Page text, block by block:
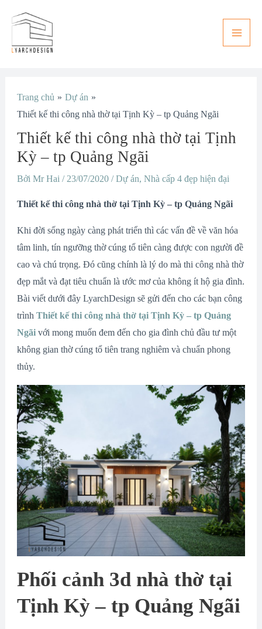
Trang chủ
Dự án
Thiết kế thi công nhà thờ tại Tịnh Kỳ – tp Quảng Ngãi
Thiết kế thi công nhà thờ tại Tịnh
Kỳ – tp Quảng Ngãi
Bởi Mr Hai /23/07/2020 /Dự án, Nhà cấp 4 đẹp hiện đại
Thiết kế thi công nhà thờ tại Tịnh Kỳ – tp Quảng Ngãi
Khi đời sống ngày càng phát triển thì các vấn đề về văn hóa
tâm linh, tín ngưỡng thờ cúng tổ tiên càng được con người đề
cao và chú trọng. Đó cũng chính là lý do mà thi công nhà thờ
đẹp mắt và đạt tiêu chuẩn là ước mơ của không ít hộ gia đình.
Bài viết dưới đây LyarchDesign sẽ gửi đến cho các bạn công
trình Thiết kế thi công nhà thờ tại Tịnh Kỳ – tp Quảng
Ngãivới mong muốn đem đến cho gia đình chủ đầu tư một
không gian thờ cúng tổ tiên trang nghiêm và chuẩn phong
thủy.
Phối cảnh 3d nhà thờ tại
Tịnh Kỳ – tp Quảng Ngãi
hướng
viết